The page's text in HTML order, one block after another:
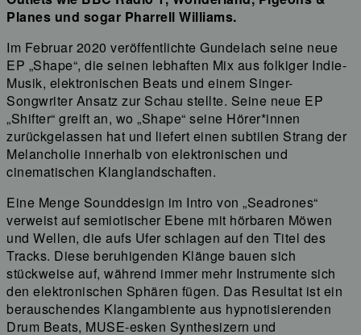
Planes und sogar Pharrell Williams.
Im Februar 2020 veröffentlichte Gundelach seine neue
EP „Shape“, die seinen lebhaften Mix aus folkiger Indie-
Musik, elektronischen Beats und einem Singer-
Songwriter Ansatz zur Schau stellte. Seine neue EP
„Shifter“ greift an, wo „Shape“ seine Hörer*innen
zurückgelassen hat und liefert einen subtilen Strang der
Melancholie innerhalb von elektronischen und
cinematischen Klanglandschaften.
Eine Menge Sounddesign im Intro von „Seadrones“
verweist auf semiotischer Ebene mit hörbaren Möwen
und Wellen, die aufs Ufer schlagen auf den Titel des
Tracks. Diese beruhigenden Klänge bauen sich
stückweise auf, während immer mehr Instrumente sich
den elektronischen Sphären fügen. Das Resultat ist ein
berauschendes Klangambiente aus hypnotisierenden
Drum Beats, MUSE-esken Synthesizern und